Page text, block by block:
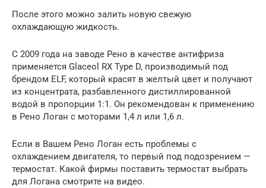
После этого можно залить новую свежую
охлаждающую жидкость.
С 2009 года на заводе Рено в качестве антифриза
применяется Glaceol RX Type D, производимый под
брендом ELF, который красят в желтый цвет и получают
из концентрата, разбавленного дистиллированной
водой в пропорции 1:1. Он рекомендован к применению
в Рено Логан с моторами 1,4 л или 1,6 л.
Если в Вашем Рено Логан есть проблемы с
охлаждением двигателя, то первый под подозрением —
термостат. Какой фирмы поставить термостат выбрать
для Логана смотрите на видео.